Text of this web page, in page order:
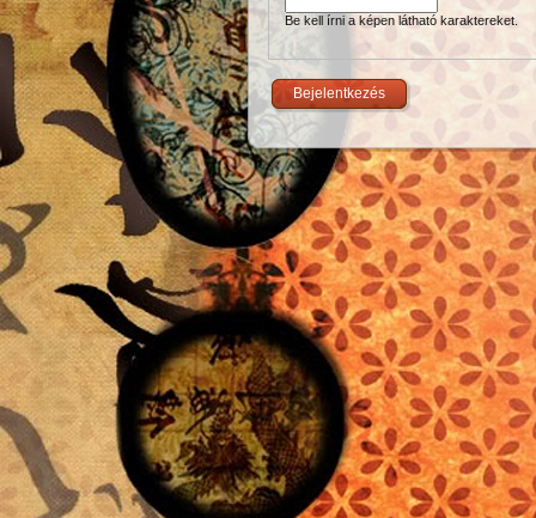
Be kell írni a képen látható karaktereket.